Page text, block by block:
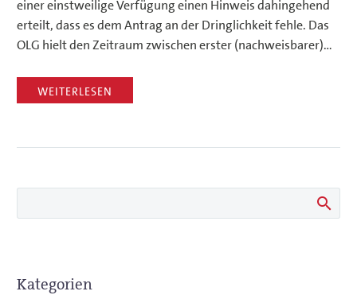
einer einstweilige Verfügung einen Hinweis dahingehend
erteilt, dass es dem Antrag an der Dringlichkeit fehle. Das
OLG hielt den Zeitraum zwischen erster (nachweisbarer)…
WEITERLESEN
Kategorien